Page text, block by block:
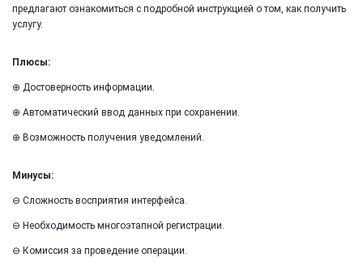
предлагают ознакомиться с подробной инструкцией о том, как получить
услугу.
Плюсы:
⊕ Достоверность информации.
⊕ Автоматический ввод данных при сохранении.
⊕ Возможность получения уведомлений.
Минусы:
⊖ Сложность восприятия интерфейса.
⊖ Необходимость многоэтапной регистрации.
⊖ Комиссия за проведение операции.